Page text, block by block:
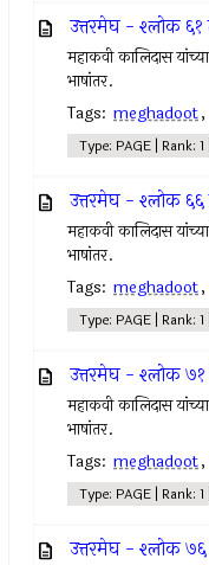
उत्तरमेघ - श्लोक
महाकवी कालिदास
भाषांतर.
Tags: meghadoot,
Type: PAGE | Rank:
उत्तरमेघ - श्लोक
महाकवी कालिदास
भाषांतर.
Tags: meghadoot,
Type: PAGE | Rank:
उत्तरमेघ - श्लोक
महाकवी कालिदास
भाषांतर.
Tags: meghadoot,
Type: PAGE | Rank:
उत्तरमेघ - श्लोक